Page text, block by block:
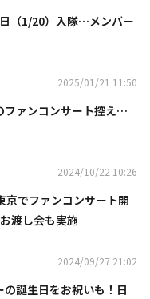
（1/20）入隊…メンバー
2025/01/21 11:50
ァンコンサート控え…
2024/10/22 10:26
でファンコンサート開
渡し会も実施
2024/09/27 21:02
誕生日をお祝いも！日